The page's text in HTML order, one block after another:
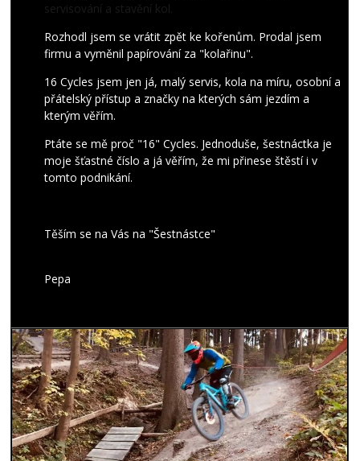
servisování a stavění kol.
Rozhodl jsem se vrátit zpět ke kořenům. Prodal jsem
firmu a vyměnil papírování za "kolařinu".
16 Cycles jsem jen já, malý servis, kola na míru, osobní a
přátelský přístup a značky na kterých sám jezdím a
kterým věřím.
Ptáte se mě proč "16" Cycles. Jednoduše, šestnáctka je
moje šťastné číslo a já věřím, že mi přinese štěstí i v
tomto podnikání.
Těším se na Vás na "Šestnástce"
Pepa